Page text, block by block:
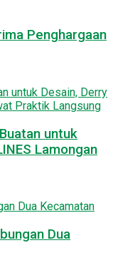
Penghargaan
untuk
Lamongan
Dua